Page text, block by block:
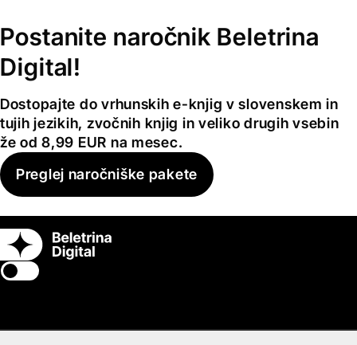
Postanite naročnik Beletrina
Digital!
Dostopajte do vrhunskih e-knjig v slovenskem in
tujih jezikih, zvočnih knjig in veliko drugih vsebin
že od 8,99 EUR na mesec.
Preglej naročniške pakete
Switch theme